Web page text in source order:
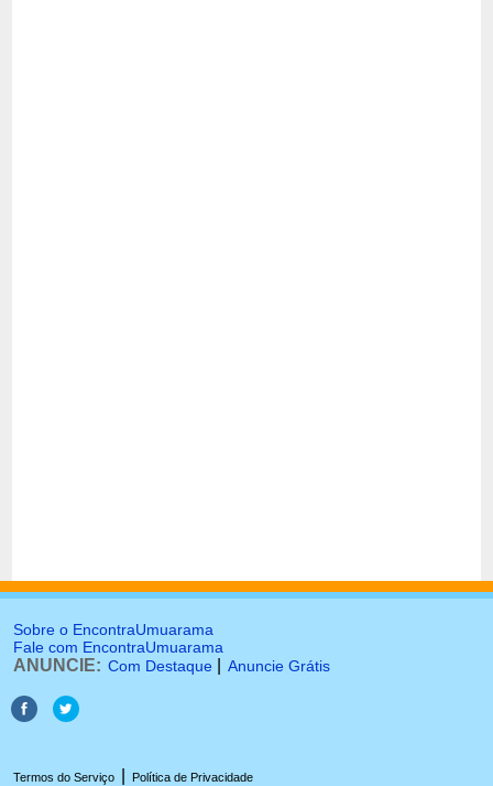
Sobre o EncontraUmuarama
Fale com EncontraUmuarama
ANUNCIE: Com Destaque Anuncie Grátis
Termos do Serviço Política de Privacidade